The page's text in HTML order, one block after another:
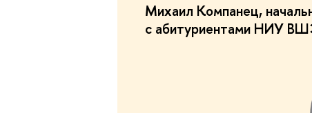
Михаил Компанец,
с абитуриентами НИУ